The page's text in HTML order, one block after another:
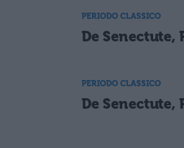
PERIODO CLASSICO
De Senectute,
PERIODO CLASSICO
De Senectute,